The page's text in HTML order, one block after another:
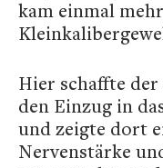
kam einmal
Hier schaffte
den Einzug in
und zeigte dort
Nervenstärke